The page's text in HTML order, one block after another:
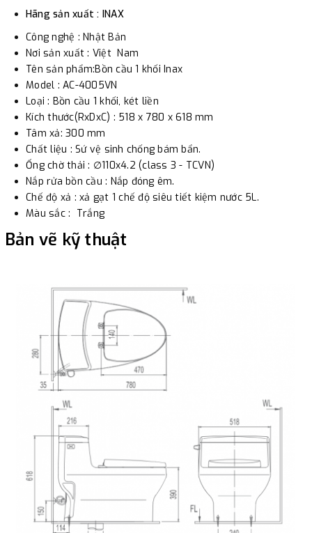
phường Cát Linh, quận Đống Đa, Hà Nội.
3. Chuyển khoản qua ngân hàng
- Nếu địa điểm giao hàng khác với địa điểm thanh toán
hoặc với những đơn đặt hàng ngoài nội thành Hà Nội.
Chúng tôi sẽ thu tiền trước 100% giá trị hàng + phí vận
chuyển theo cước phí tính trong chính sách vận chuyển
bằng phương thức chuyển khoản trước khi giao hàng.
- Sau khi có thông tin xác thực đã chuyển tiền của quý
khách, chúng tôi sẽ thực hiện đơn hàng theo yêu cầu.
Hãng sản xuất : INAX
Công nghệ : Nhật Bản
Nơi sản xuất : Việt Nam
Tên sản phẩm:Bồn cầu 1 khối Inax
Model : AC-4005VN
Loại : Bồn cầu 1 khối, két liền
Kích thước(RxDxC) : 518 x 780 x 618 mm
Tâm xả: 300 mm
Chất liệu : Sứ vệ sinh chống bám bẩn.
Ống chờ thải : ∅110x4.2 (class 3 - TCVN)
Nắp rửa bồn cầu : Nắp đóng êm.
Chế độ xả : xả gạt 1 chế độ siêu tiết kiệm nước 5L.
Màu sắc : Trắng
Bản vẽ kỹ thuật